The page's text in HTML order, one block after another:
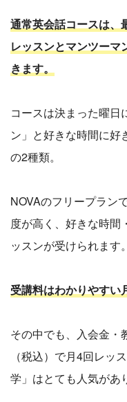
通常英会話コースは、
レッスンとマンツーマ
きます。
コースは決まった曜日
ン」と好きな時間に好
の2種類。
NOVAのフリープラン
度が高く、好きな時間
ッスンが受けられます。
受講料はわかりやすい
その中でも、入会金・
（税込）で月4回レッ
学」はとても人気があ